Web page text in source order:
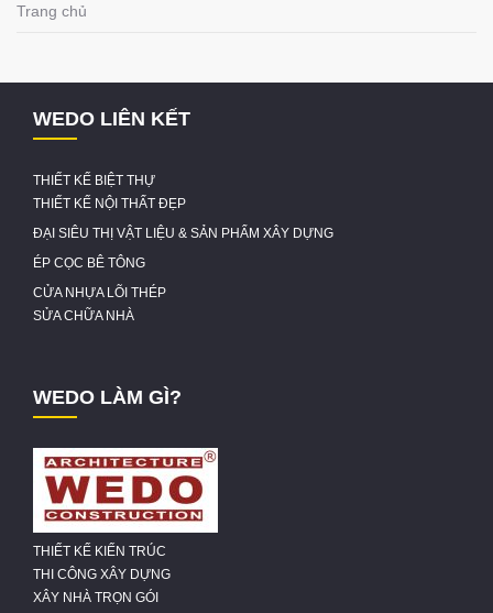
Trang chủ
WEDO LIÊN KẾT
THIẾT KẾ BIỆT THỰ
THIẾT KẾ NỘI THẤT ĐẸP
ĐẠI SIÊU THỊ VẬT LIỆU & SẢN PHẨM XÂY DỰNG
ÉP CỌC BÊ TÔNG
CỬA NHỰA LÕI THÉP
SỬA CHỮA NHÀ
WEDO LÀM GÌ?
THIẾT KẾ KIẾN TRÚC
THI CÔNG XÂY DỰNG
XÂY NHÀ TRỌN GÓI